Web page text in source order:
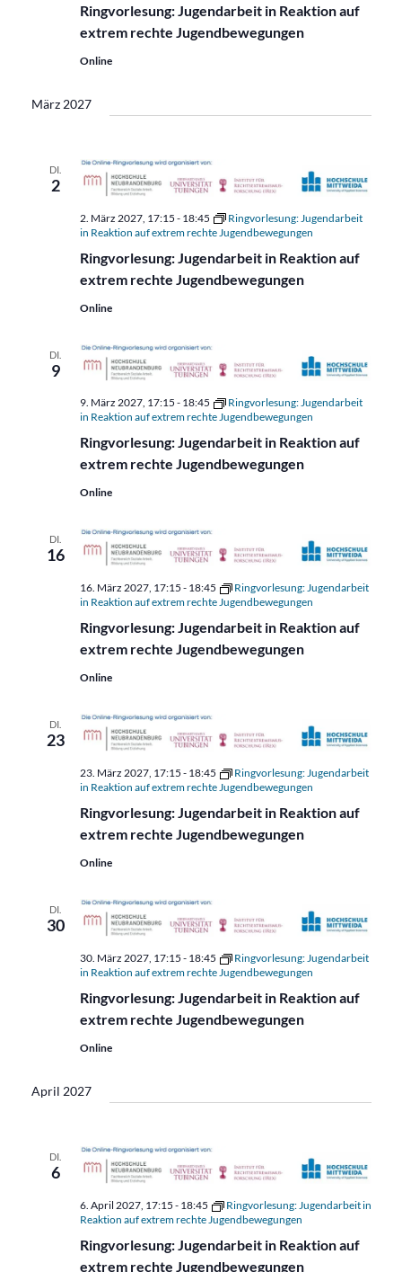
Ringvorlesung: Jugendarbeit in Reaktion auf
extrem rechte Jugendbewegungen
Online
März 2027
DI.
2
Ringvorlesung: Jugendarbeit in Reaktion auf
extrem rechte Jugendbewegungen
2. März 2027, 17:15 - 18:45
Ringvorlesung: Jugendarbeit
in Reaktion auf extrem rechte Jugendbewegungen
Online
DI.
9
Ringvorlesung: Jugendarbeit in Reaktion auf
extrem rechte Jugendbewegungen
9. März 2027, 17:15 - 18:45
Ringvorlesung: Jugendarbeit
in Reaktion auf extrem rechte Jugendbewegungen
Online
DI.
16
Ringvorlesung: Jugendarbeit in Reaktion auf
extrem rechte Jugendbewegungen
16. März 2027, 17:15 - 18:45
Ringvorlesung: Jugendarbeit
in Reaktion auf extrem rechte Jugendbewegungen
Online
DI.
23
Ringvorlesung: Jugendarbeit in Reaktion auf
extrem rechte Jugendbewegungen
23. März 2027, 17:15 - 18:45
Ringvorlesung: Jugendarbeit
in Reaktion auf extrem rechte Jugendbewegungen
Online
DI.
30
Ringvorlesung: Jugendarbeit in Reaktion auf
extrem rechte Jugendbewegungen
30. März 2027, 17:15 - 18:45
Ringvorlesung: Jugendarbeit
in Reaktion auf extrem rechte Jugendbewegungen
Online
April 2027
DI.
6
Ringvorlesung: Jugendarbeit in Reaktion auf
extrem rechte Jugendbewegungen
6. April 2027, 17:15 - 18:45
Ringvorlesung: Jugendarbeit in
Reaktion auf extrem rechte Jugendbewegungen